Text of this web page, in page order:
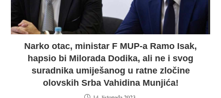
Narko otac, ministar F MUP-a Ramo Isak,
hapsio bi Milorada Dodika, ali ne i svog
suradnika umiješanog u ratne zločine
olovskih Srba Vahidina Munjića!